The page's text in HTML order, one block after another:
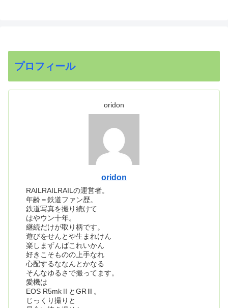
プロフィール
oridon
oridon
RAILRAILRAILの運営者。
年齢＝鉄道ファン歴。
鉄道写真を撮り続けて
はやウン十年。
継続だけが取り柄です。
遊びをせんとや生まれけん
楽しまずんばこれいかん
好きこそものの上手なれ
心配するななんとかなる
そんなゆるさで撮ってます。
愛機は
EOS R5mkⅡとGRⅢ。
じっくり撮りと